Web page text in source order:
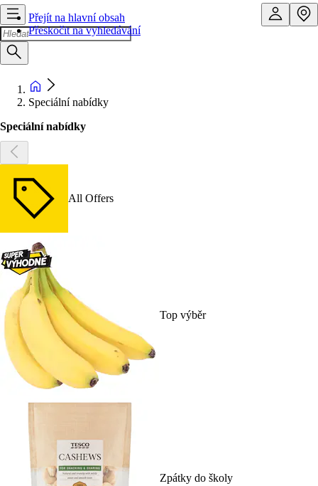
Přejít na hlavní obsah
Přeskočit na vyhledávání
Speciální nabídky
Speciální nabídky
All Offers
Top výběr
Zpátky do školy